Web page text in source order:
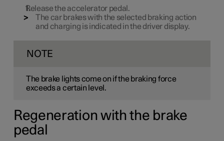
Release the accelerator pedal.
The car brakes with the selected braking action
and charging is indicated in the driver display.
NOTE
The brake lights come on if the braking force
exceeds a certain level.
Regeneration with the brake
pedal